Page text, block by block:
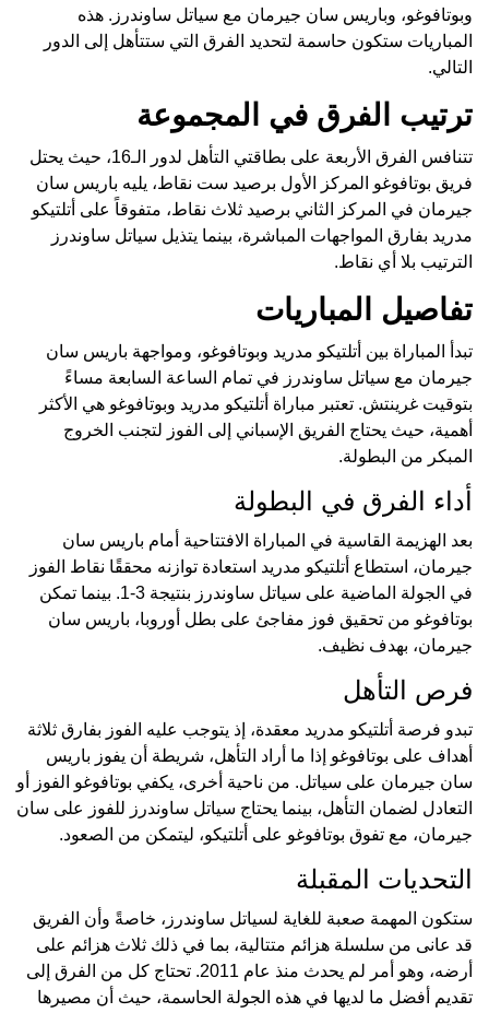
وبوتافوغو، وباريس سان جيرمان مع سياتل ساوندرز. هذه
المباريات ستكون حاسمة لتحديد الفرق التي ستتأهل إلى الدور
التالي.
ترتيب الفرق في المجموعة
تتنافس الفرق الأربعة على بطاقتي التأهل لدور الـ16، حيث يحتل
فريق بوتافوغو المركز الأول برصيد ست نقاط، يليه باريس سان
جيرمان في المركز الثاني برصيد ثلاث نقاط، متفوقاً على أتلتيكو
مدريد بفارق المواجهات المباشرة، بينما يتذيل سياتل ساوندرز
الترتيب بلا أي نقاط.
تفاصيل المباريات
تبدأ المباراة بين أتلتيكو مدريد وبوتافوغو، ومواجهة باريس سان
جيرمان مع سياتل ساوندرز في تمام الساعة السابعة مساءً
بتوقيت غرينتش. تعتبر مباراة أتلتيكو مدريد وبوتافوغو هي الأكثر
أهمية، حيث يحتاج الفريق الإسباني إلى الفوز لتجنب الخروج
المبكر من البطولة.
أداء الفرق في البطولة
بعد الهزيمة القاسية في المباراة الافتتاحية أمام باريس سان
جيرمان، استطاع أتلتيكو مدريد استعادة توازنه محققًا نقاط الفوز
في الجولة الماضية على سياتل ساوندرز بنتيجة 3-1. بينما تمكن
بوتافوغو من تحقيق فوز مفاجئ على بطل أوروبا، باريس سان
جيرمان، بهدف نظيف.
فرص التأهل
تبدو فرصة أتلتيكو مدريد معقدة، إذ يتوجب عليه الفوز بفارق ثلاثة
أهداف على بوتافوغو إذا ما أراد التأهل، شريطة أن يفوز باريس
سان جيرمان على سياتل. من ناحية أخرى، يكفي بوتافوغو الفوز أو
التعادل لضمان التأهل، بينما يحتاج سياتل ساوندرز للفوز على سان
جيرمان، مع تفوق بوتافوغو على أتلتيكو، ليتمكن من الصعود.
التحديات المقبلة
ستكون المهمة صعبة للغاية لسياتل ساوندرز، خاصةً وأن الفريق
قد عانى من سلسلة هزائم متتالية، بما في ذلك ثلاث هزائم على
أرضه، وهو أمر لم يحدث منذ عام 2011. تحتاج كل من الفرق إلى
تقديم أفضل ما لديها في هذه الجولة الحاسمة، حيث أن مصيرها